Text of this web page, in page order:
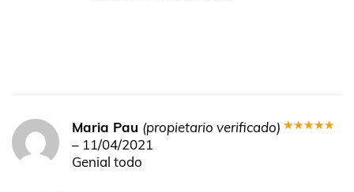
Maria Pau (propietario verificado)
– 11/04/2021
Genial todo